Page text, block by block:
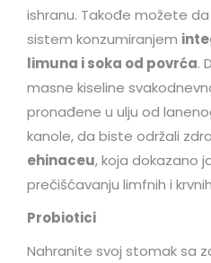
ishranu. Takođe možete
sistem konzumiranjem
limuna i soka od povrća.
masne kiseline
pronađene u ulju od
kanole, da biste održali
ehinaceu, koja dokazano
prečišćavanju limfnih i
Probiotici
Nahranite svoj stomak sa